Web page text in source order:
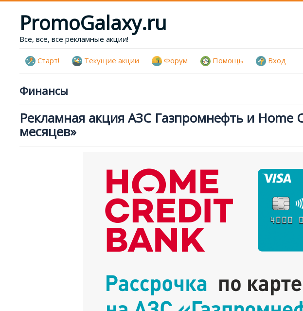
PromoGalaxy.ru
Все, все, все рекламные акции!
Старт! Текущие акции Форум Помощь Вход
Финансы
Рекламная акция АЗС Газпромнефть и Home
месяцев»